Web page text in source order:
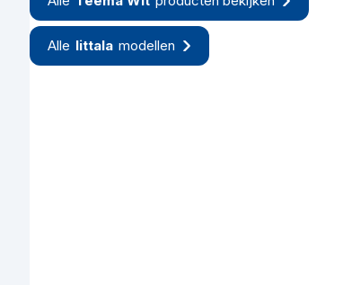
Alle Iittala modellen